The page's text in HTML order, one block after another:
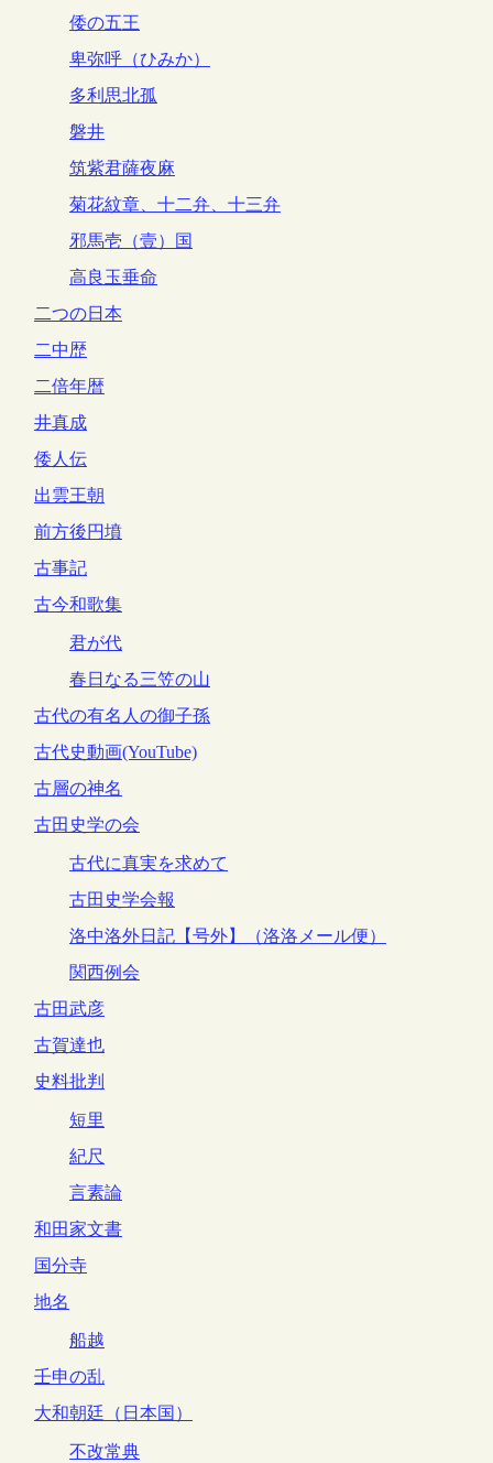
倭の五王
卑弥呼（ひみか）
多利思北孤
磐井
筑紫君薩夜麻
菊花紋章、十二弁、十三弁
邪馬壱（壹）国
高良玉垂命
二つの日本
二中歴
二倍年暦
井真成
倭人伝
出雲王朝
前方後円墳
古事記
古今和歌集
君が代
春日なる三笠の山
古代の有名人の御子孫
古代史動画(YouTube)
古層の神名
古田史学の会
古代に真実を求めて
古田史学会報
洛中洛外日記【号外】（洛洛メール便）
関西例会
古田武彦
古賀達也
史料批判
短里
紀尺
言素論
和田家文書
国分寺
地名
船越
壬申の乱
大和朝廷（日本国）
不改常典